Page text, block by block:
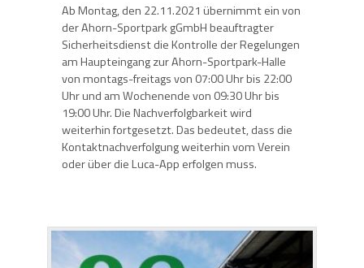
Ab Montag, den 22.11.2021 übernimmt ein von
der Ahorn-Sportpark gGmbH beauftragter
Sicherheitsdienst die Kontrolle der Regelungen
am Haupteingang zur Ahorn-Sportpark-Halle
von montags-freitags von 07:00 Uhr bis 22:00
Uhr und am Wochenende von 09:30 Uhr bis
19:00 Uhr. Die Nachverfolgbarkeit wird
weiterhin fortgesetzt. Das bedeutet, dass die
Kontaktnachverfolgung weiterhin vom Verein
oder über die Luca-App erfolgen muss.